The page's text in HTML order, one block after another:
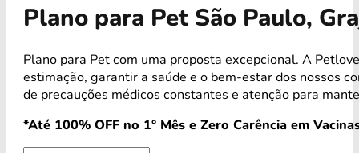
Plano para Pet São Paulo,
Plano para Pet com uma proposta excepcional. A
estimação, garantir a saúde e o bem-estar dos nossos
de precauções médicos constantes e atenção para
*Até 100% OFF no 1° Mês e Zero Carência em